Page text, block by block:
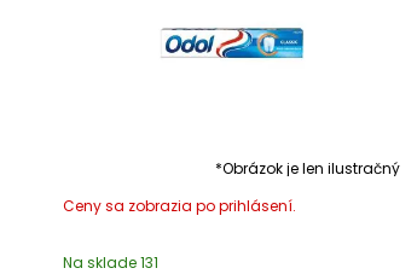
*Obrázok je len ilustračný
Na sklade 131